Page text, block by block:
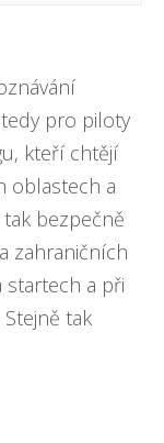
pro piloty
kteří chtějí
oblastech a
bezpečně
zahraničních
a při
tak